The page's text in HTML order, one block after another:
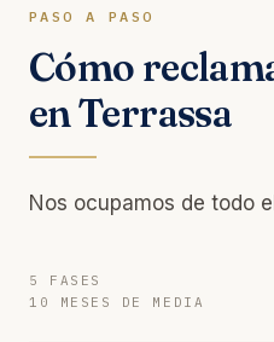
PASO A PASO
Cómo
en Terrassa
Nos ocupamos de todo
5 FASES
10 MESES DE MEDIA